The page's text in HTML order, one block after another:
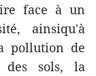
face à un
ainsiqu'à
pollution de
des sols, la